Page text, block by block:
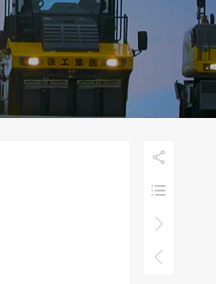



